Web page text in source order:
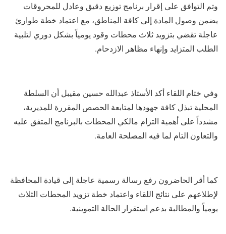
وتم التوافق على إقرار برنامج توزيع دقيق وعادل للمحروقات
يضمن وصول المادة إلى كافة المناطق، مع اعتماد خطة طوارئ
عاجلة تقضي بتزويد ثلاث محطات وقود يومياً بشكل دوري لتلبية
الطلب المتزايد وإنهاء مظاهر الازدحام.
​وفي ختام اللقاء أكد الأستاذ عبدالله حسين مقيبل أن السلطة
المحلية تبذل كافة جهودها لمتابعة الحصص المقررة للمديرية،
مشدداً على أهمية التزام مالكي المحطات بالبرنامج المتفق عليه
والتعاون التام لما فيه المصلحة العامة.
كما أقر الحاضرون رفع رسالة رسمية عاجلة إلى قيادة المحافظة
لإطلاعهم على نتائج اللقاء واعتماد خطة تزويد المحطات الثلاث
يومياً والمطالبة بدعم استقرار الحالة التموينية.